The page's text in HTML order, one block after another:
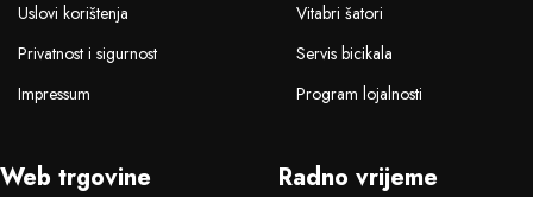
Uslovi korištenja
Privatnost i sigurnost
Impressum
Vitabri šatori
Servis bicikala
Program lojalnosti
Web trgovine Radno vrijeme